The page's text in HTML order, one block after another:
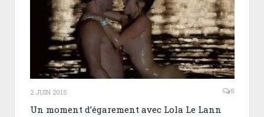
2 JUIN 2015 5
Un moment d’égarement avec Lola Le Lann